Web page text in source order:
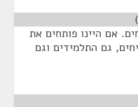
אם היינו פותחים את
גם התלמידים וגם